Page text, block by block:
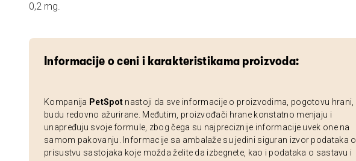
0,2 mg.
Informacije o ceni i karakteristikama proizvoda:
Kompanija PetSpot nastoji da sve informacije o proizvodima, pogotovu hrani,
budu redovno ažurirane. Međutim, proizvođači hrane konstatno menjaju i
unapređuju svoje formule, zbog čega su najpreciznije informacije uvek one na
samom pakovanju. Informacije sa ambalaže su jedini siguran izvor podataka o
prisustvu sastojaka koje možda želite da izbegnete, kao i podataka o sastavu i